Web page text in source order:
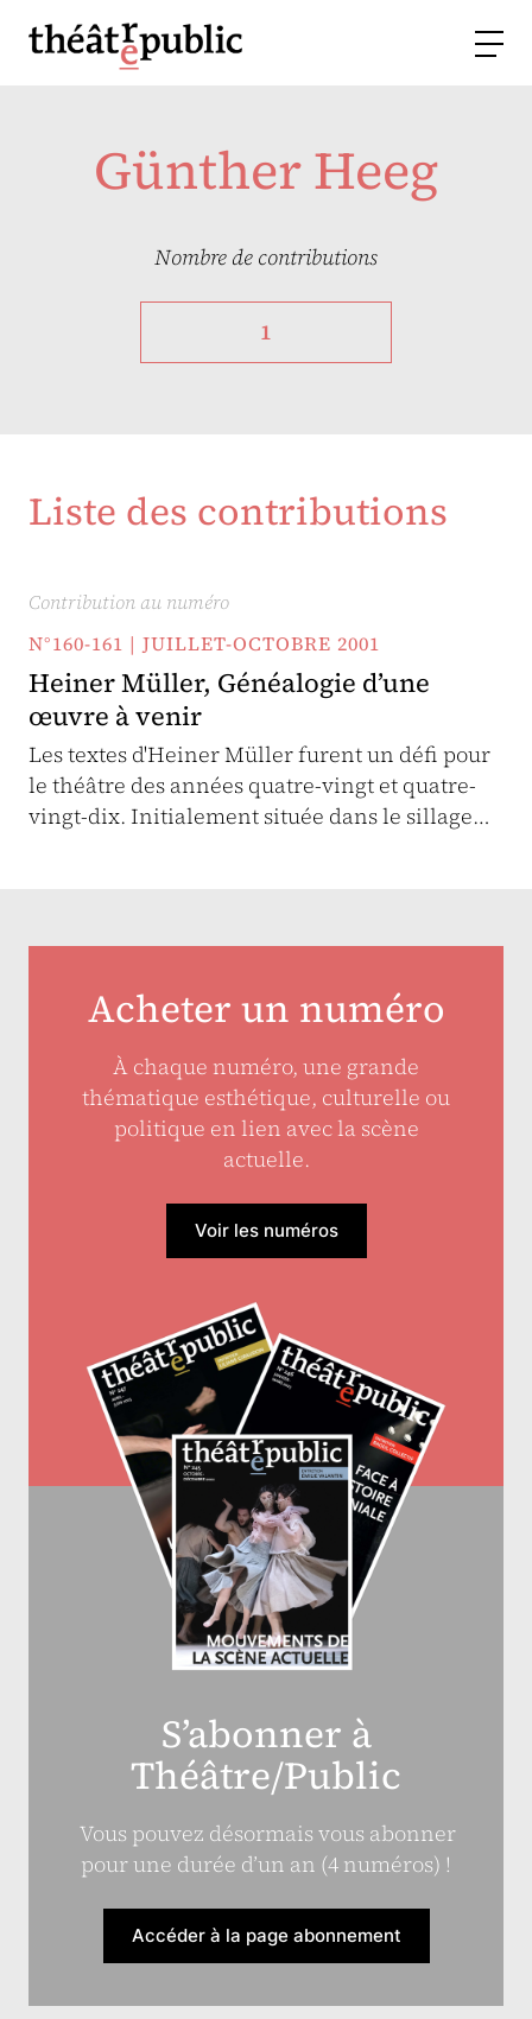
Günther Heeg
Nombre de contributions
1
Liste des contributions
Contribution au numéro
N°160-161 | JUILLET-OCTOBRE 2001
Heiner Müller, Généalogie d’une
œuvre à venir
Les textes d'Heiner Müller furent un défi pour
le théâtre des années quatre-vingt et quatre-
vingt-dix. Initialement située dans le sillage…
Acheter un numéro
À chaque numéro, une grande
thématique esthétique, culturelle ou
politique en lien avec la scène
actuelle.
Voir les numéros
S’abonner à
Théâtre/Public
Vous pouvez désormais vous abonner
pour une durée d’un an (4 numéros) !
Accéder à la page abonnement